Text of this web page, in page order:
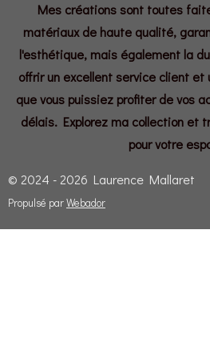
Mes créations sont toutes
matériaux de haute qualité,
l'esthétique, mais également la
offrir un excellent service client et
que vous puissiez profiter de vos
délais. Explorez ma collection et
pour votre
© 2024 - 2026 Laurence Mallaret
Propulsé parWebador